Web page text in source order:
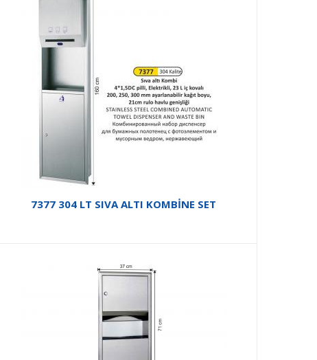
7377 304 LT SIVA ALTI KOMBİNE SET